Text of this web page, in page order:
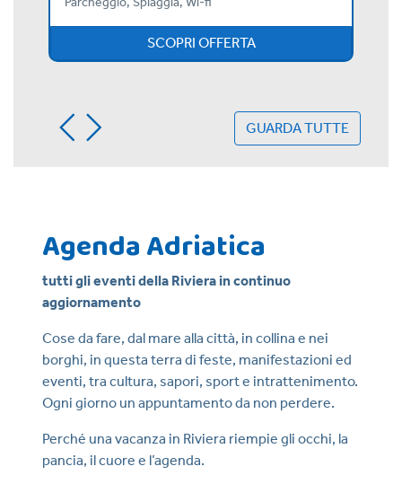
SCOPRI OFFERTA
GUARDA TUTTE
Agenda Adriatica
tutti gli eventi della Riviera in continuo
aggiornamento
Cose da fare, dal mare alla città, in collina e nei
borghi, in questa terra di feste, manifestazioni ed
eventi, tra cultura, sapori, sport e intrattenimento.
Ogni giorno un appuntamento da non perdere.
Perché una vacanza in Riviera riempie gli occhi, la
pancia, il cuore e l’agenda.